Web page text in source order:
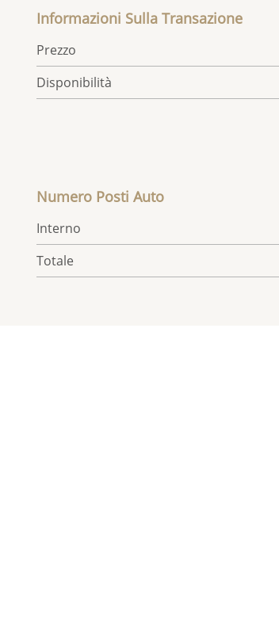
Informazioni Sulla Transazione
Prezzo
Disponibilità
Numero Posti Auto
Interno
Totale